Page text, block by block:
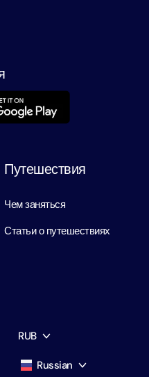
Путешествия
Чем заняться
Статьи о путешествиях
RUB
Russian